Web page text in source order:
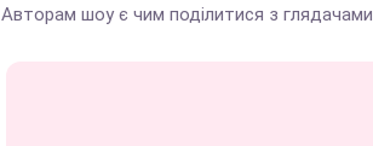
Авторам шоу є чим поділитися з глядачами